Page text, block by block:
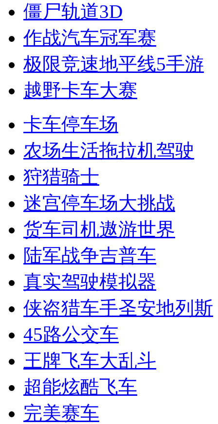
僵尸轨道3D
作战汽车冠军赛
极限竞速地平线5手游
越野卡车大赛
卡车停车场
农场生活拖拉机驾驶
狩猎骑士
迷宫停车场大挑战
货车司机遨游世界
陆军战争吉普车
真实驾驶模拟器
侠盗猎车手圣安地列斯
45路公交车
王牌飞车大乱斗
超能炫酷飞车
完美赛车